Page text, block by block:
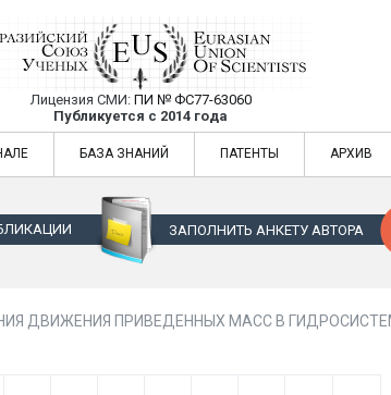
Союз Ученых —
Лицензия СМИ: ПИ № ФС77-63060
Публикуется с 2014 года
Ученых — публикация научных статей в
БАЗА ЗНАНИЙ ПАТЕНТЫ АРХИВ
ЗАПОЛНИТЬ АНКЕТУ АВТОРА
ДВИЖЕНИЯ ПРИВЕДЕННЫХ МАСС В